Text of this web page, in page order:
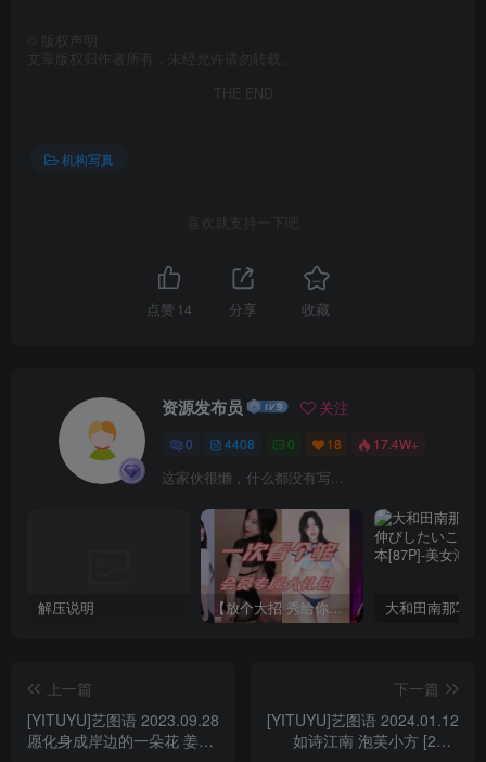
版权声明
文章版权归作者所有，未经允许请勿转载。
THE END
机构写真
喜欢就支持一下吧
点赞 14 分享 收藏
资源发布员 关注
0 4408 0 18 17.4W+
这家伙很懒，什么都没有写...
解压说明 【放个大招 秀给你】赞助VIP，全站无限制任意下载巨量福利资源打包！【VIP优惠中】
上一篇
[YITUYU]艺图语 2023.09.28
愿化身成岸边的一朵花 姜姜
下一篇
[YITUYU]艺图语 2024.01.12
如诗江南 泡芙小方 [22P-